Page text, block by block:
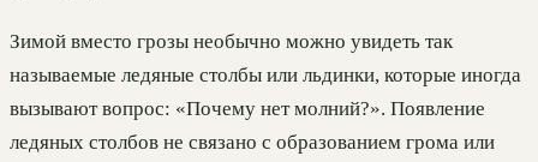
Зимой вместо грозы необычно можно увидеть так
называемые ледяные столбы или льдинки, которые иногда
вызывают вопрос: «Почему нет молний?». Появление
ледяных столбов не связано с образованием грома или